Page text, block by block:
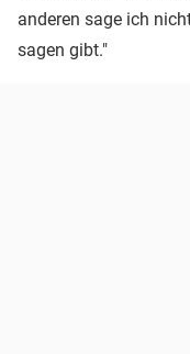
anderen sage ich
sagen gibt."